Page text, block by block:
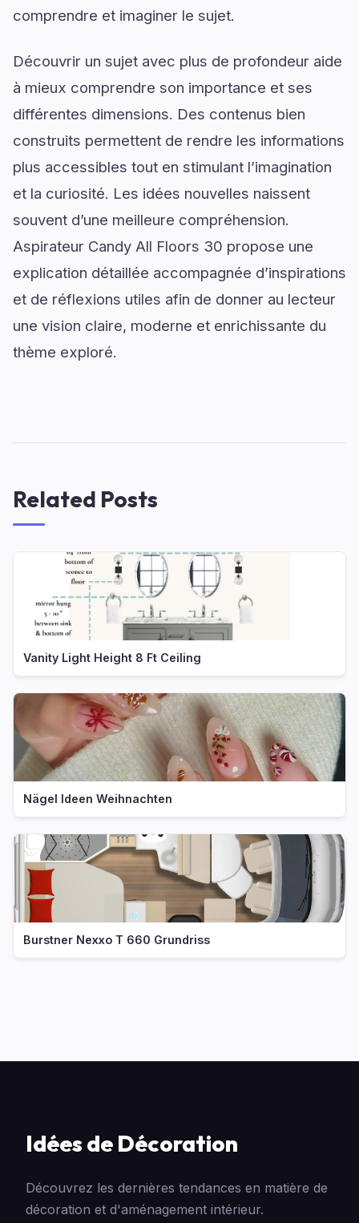
comprendre et imaginer le sujet.
Découvrir un sujet avec plus de profondeur aide
à mieux comprendre son importance et ses
différentes dimensions. Des contenus bien
construits permettent de rendre les informations
plus accessibles tout en stimulant l’imagination
et la curiosité. Les idées nouvelles naissent
souvent d’une meilleure compréhension.
Aspirateur Candy All Floors 30 propose une
explication détaillée accompagnée d’inspirations
et de réflexions utiles afin de donner au lecteur
une vision claire, moderne et enrichissante du
thème exploré.
Related Posts
Vanity Light Height 8 Ft Ceiling
Nägel Ideen Weihnachten
Burstner Nexxo T 660 Grundriss
Idées de Décoration
Découvrez les dernières tendances en matière de
décoration et d'aménagement intérieur.